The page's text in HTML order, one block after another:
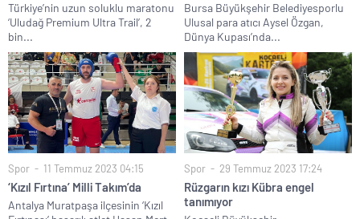
Türkiye’nin uzun soluklu maratonu
‘Uludağ Premium Ultra Trail’, 2
bin...
Bursa Büyükşehir Belediyesporlu
Ulusal para atıcı Aysel Özgan,
Dünya Kupası’nda...
Spor 11 Temmuz 2023 04:15
‘Kızıl Fırtına’ Milli Takım’da
Antalya Muratpaşa ilçesinin ‘Kızıl
Spor 29 Temmuz 2023 17:24
Rüzgarın kızı Kübra engel
tanımıyor